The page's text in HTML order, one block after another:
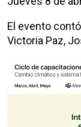
El evento
Victoria Paz,